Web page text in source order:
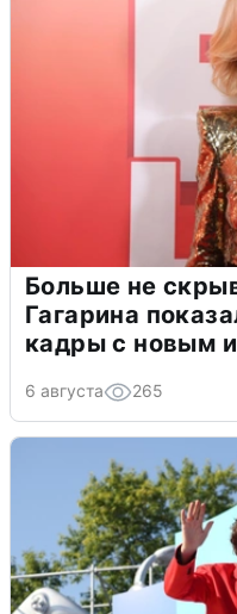
Больше не
Гагарина
кадры с новым
6 августа 265